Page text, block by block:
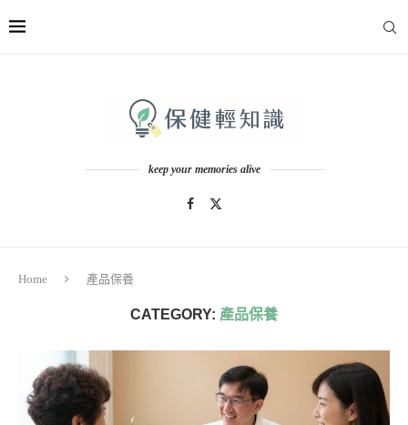
keep your memories alive
Home 產品保養
CATEGORY: 產品保養